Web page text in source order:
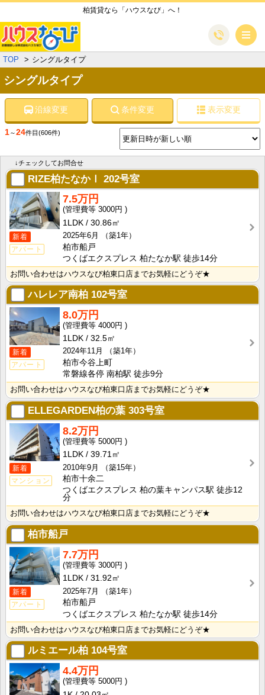
柏賃貸なら「ハウスなび」へ！
TOP シングルタイプ
シングルタイプ
沿線変更 条件変更 表示変更
1～24件目 (606件)
↓チェックしてお問合せ
RIZE柏たなかⅠ 202号室
新着
アパート
7.5万円
3000円
1LDK
30.86㎡
2025年6月
（築1年）
柏市船戸
つくばエクスプレス 柏たなか駅 徒歩14分
お問い合わせはハウスなび柏東口店までお気軽にどうぞ★
ハレレア南柏 102号室
新着
アパート
8.0万円
4000円
1LDK
32.5㎡
2024年11月
（築1年）
柏市今谷上町
常磐線各停 南柏駅 徒歩9分
お問い合わせはハウスなび柏東口店までお気軽にどうぞ★
ELLEGARDEN柏の葉 303号室
新着
マンション
8.2万円
5000円
1LDK
39.71㎡
2010年9月
（築15年）
柏市十余二
つくばエクスプレス 柏の葉キャンパス駅 徒歩12
分
お問い合わせはハウスなび柏東口店までお気軽にどうぞ★
柏市船戸
新着
アパート
7.7万円
3000円
1LDK
31.92㎡
2025年7月
（築1年）
柏市船戸
つくばエクスプレス 柏たなか駅 徒歩14分
お問い合わせはハウスなび柏東口店までお気軽にどうぞ★
ルミエール柏 104号室
4.4万円
5000円